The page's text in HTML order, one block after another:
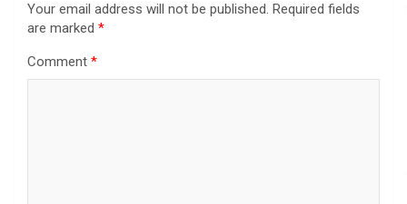
Your email address will not be published. Required fields
are marked *
Comment *